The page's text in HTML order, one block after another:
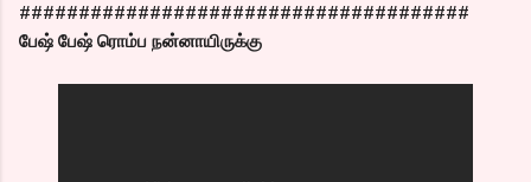
######################################
பேஷ் பேஷ் ரொம்ப நன்னாயிருக்கு